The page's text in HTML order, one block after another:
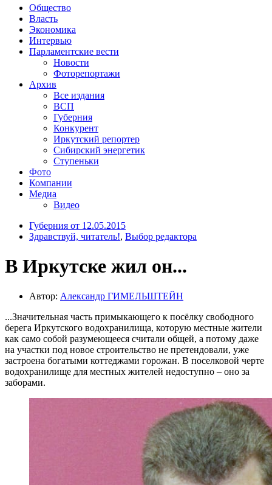
Общество
Власть
Экономика
Интервью
Парламентские вести
Новости
Фоторепортажи
Архив
Все издания
ВСП
Губерния
Конкурент
Иркутский репортер
Сибирский энергетик
Ступеньки
Фото
Компании
Медиа
Видео
Губерния от 12.05.2015
Здравствуй, читатель!, Выбор редактора
В Иркутске жил он...
Автор: Александр ГИМЕЛЬШТЕЙН
...Значительная часть примыкающего к посёлку свободного
берега Иркутского водохранилища, которую местные жители
как само собой разумеющееся считали общей, а потому даже
на участки под новое строительство не претендовали, уже
застроена богатыми коттеджами горожан. В поселковой черте
водохранилище для местных жителей недоступно – оно за
заборами.